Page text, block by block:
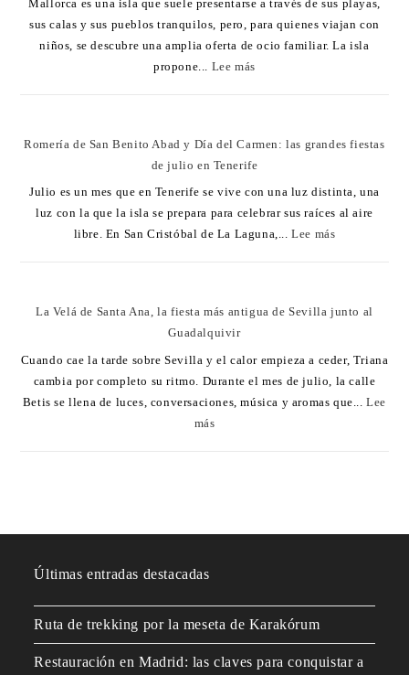
Mallorca es una isla que suele presentarse a través de sus playas,
sus calas y sus pueblos tranquilos, pero, para quienes viajan con
niños, se descubre una amplia oferta de ocio familiar. La isla
propone... Lee más
Romería de San Benito Abad y Día del Carmen: las grandes fiestas
de julio en Tenerife
Julio es un mes que en Tenerife se vive con una luz distinta, una
luz con la que la isla se prepara para celebrar sus raíces al aire
libre. En San Cristóbal de La Laguna,...Lee más
La Velá de Santa Ana, la fiesta más antigua de Sevilla junto al
Guadalquivir
Cuando cae la tarde sobre Sevilla y el calor empieza a ceder, Triana
cambia por completo su ritmo. Durante el mes de julio, la calle
Betis se llena de luces, conversaciones, música y aromas que...Lee
más
Últimas entradas destacadas
Ruta de trekking por la meseta de Karakórum
Restauración en Madrid: las claves para conquistar a